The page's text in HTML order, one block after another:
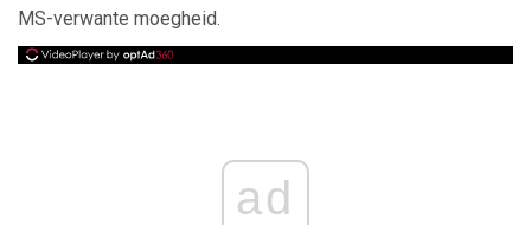
MS-verwante moegheid.
ad